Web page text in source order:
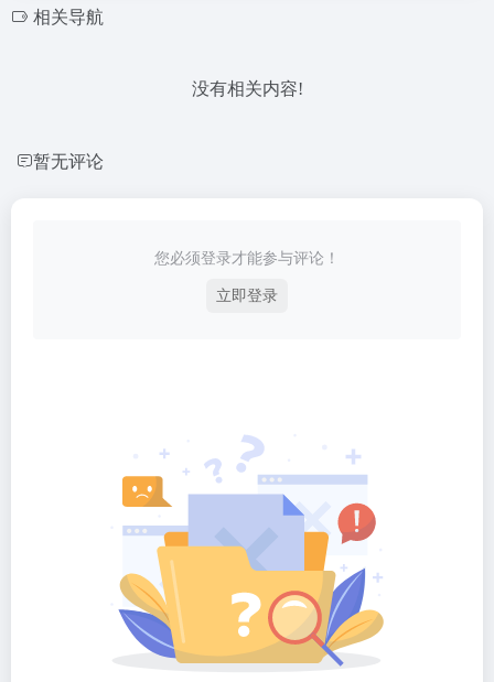
相关导航
没有相关内容!
暂无评论
您必须登录才能参与评论！
立即登录